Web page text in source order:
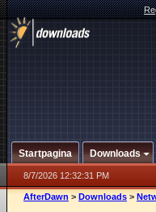
Startpagina Downloads
8/7/2026 12:32:31 PM
AfterDawn > Downloads >